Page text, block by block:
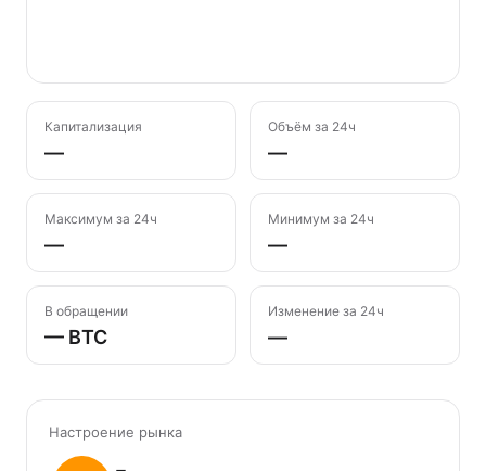
Капитализация
—
Объём за 24ч
—
Максимум за 24ч
—
Минимум за 24ч
—
В обращении
— BTC
Изменение за 24ч
—
Настроение рынка